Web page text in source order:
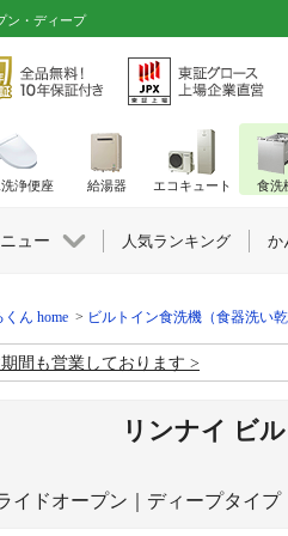
ン・ディープ
ん home ビルトイン食洗機（食器洗い乾
間も営業しております
リンナイ ビ
イドオープン｜ディープタイ
浄便座 給湯器 エコキュート 食洗
ュー 人気ランキング か